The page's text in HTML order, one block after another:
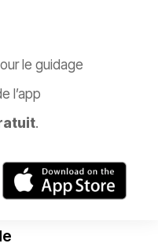
le guidage
l’app
.